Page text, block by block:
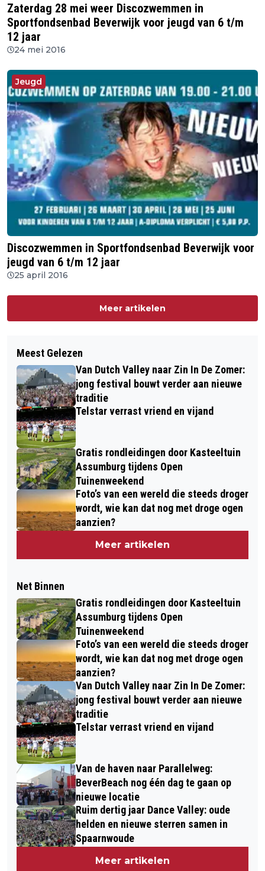
Zaterdag 28 mei weer Discozwemmen in
Sportfondsenbad Beverwijk voor jeugd van 6 t/m
12 jaar
24 mei 2016
Jeugd
Discozwemmen in Sportfondsenbad Beverwijk voor
jeugd van 6 t/m 12 jaar
25 april 2016
Meer artikelen
Meest Gelezen
Van Dutch Valley naar Zin In De Zomer:
jong festival bouwt verder aan nieuwe
traditie
Telstar verrast vriend en vijand
Gratis rondleidingen door Kasteeltuin
Assumburg tijdens Open
Tuinenweekend
Foto’s van een wereld die steeds droger
wordt, wie kan dat nog met droge ogen
aanzien?
Meer artikelen
Net Binnen
Gratis rondleidingen door Kasteeltuin
Assumburg tijdens Open
Tuinenweekend
Foto’s van een wereld die steeds droger
wordt, wie kan dat nog met droge ogen
aanzien?
Van Dutch Valley naar Zin In De Zomer:
jong festival bouwt verder aan nieuwe
traditie
Telstar verrast vriend en vijand
Van de haven naar Parallelweg:
BeverBeach nog één dag te gaan op
nieuwe locatie
Ruim dertig jaar Dance Valley: oude
helden en nieuwe sterren samen in
Spaarnwoude
Meer artikelen